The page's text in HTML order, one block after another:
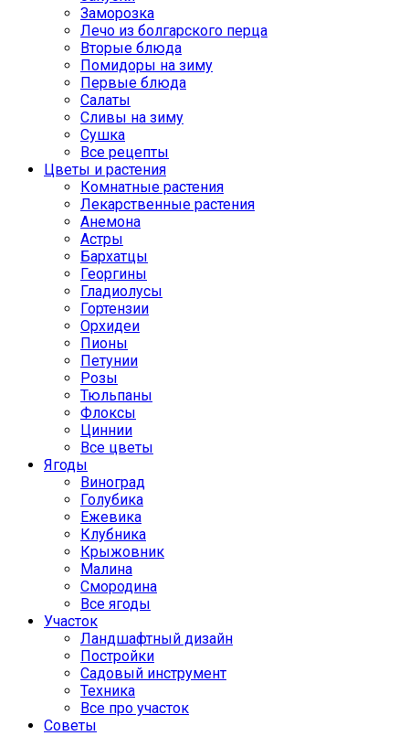
Заморозка
Лечо из болгарского перца
Вторые блюда
Помидоры на зиму
Первые блюда
Салаты
Сливы на зиму
Сушка
Все рецепты
Цветы и растения
Комнатные растения
Лекарственные растения
Анемона
Астры
Бархатцы
Георгины
Гладиолусы
Гортензии
Орхидеи
Пионы
Петунии
Розы
Тюльпаны
Флоксы
Циннии
Все цветы
Ягоды
Виноград
Голубика
Ежевика
Клубника
Крыжовник
Малина
Смородина
Все ягоды
Участок
Ландшафтный дизайн
Постройки
Садовый инструмент
Техника
Все про участок
Советы